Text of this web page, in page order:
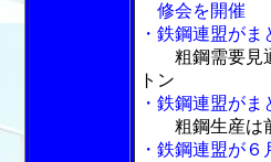
修会を開催
・鉄鋼連盟が
粗鋼需要見
トン
・鉄鋼連盟が
粗鋼生産は
・鉄鋼連盟が